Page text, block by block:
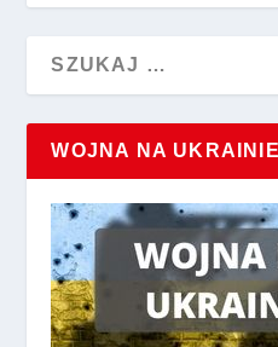
WOJNA NA UKRAINIE